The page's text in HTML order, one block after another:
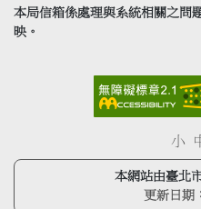
本局信箱係處理與系統相關之問
映。
小
本網站由臺北
更新日期